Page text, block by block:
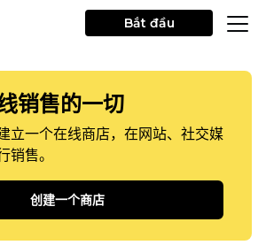
Bắt đầu
销售的一切
立一个在线商店，在网站、社交媒
销售。
创建一个商店